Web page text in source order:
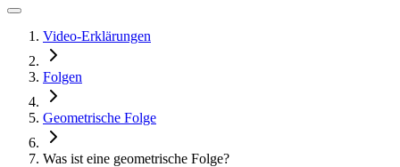
Video-Erklärungen
Folgen
Geometrische Folge
Was ist eine geometrische Folge?